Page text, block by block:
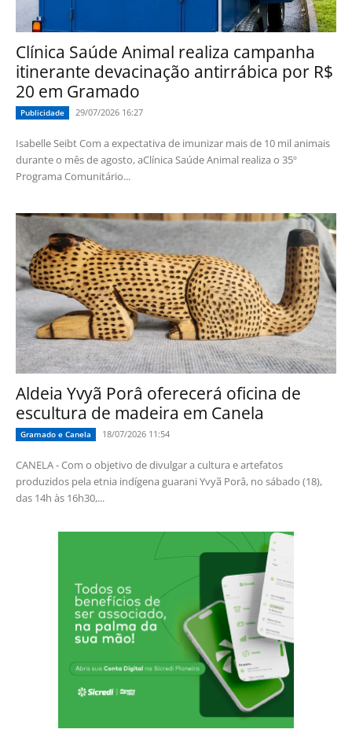
Clínica Saúde Animal realiza campanha
itinerante devacinação antirrábica por R$
20 em Gramado
Publicidade 29/07/2026 16:27
Isabelle Seibt Com a expectativa de imunizar mais de 10 mil animais
durante o mês de agosto, aClínica Saúde Animal realiza o 35º
Programa Comunitário...
Aldeia Yvyã Porâ oferecerá oficina de
escultura de madeira em Canela
Gramado e Canela 18/07/2026 11:54
CANELA - Com o objetivo de divulgar a cultura e artefatos
produzidos pela etnia indígena guarani Yvyã Porâ, no sábado (18),
das 14h às 16h30,...